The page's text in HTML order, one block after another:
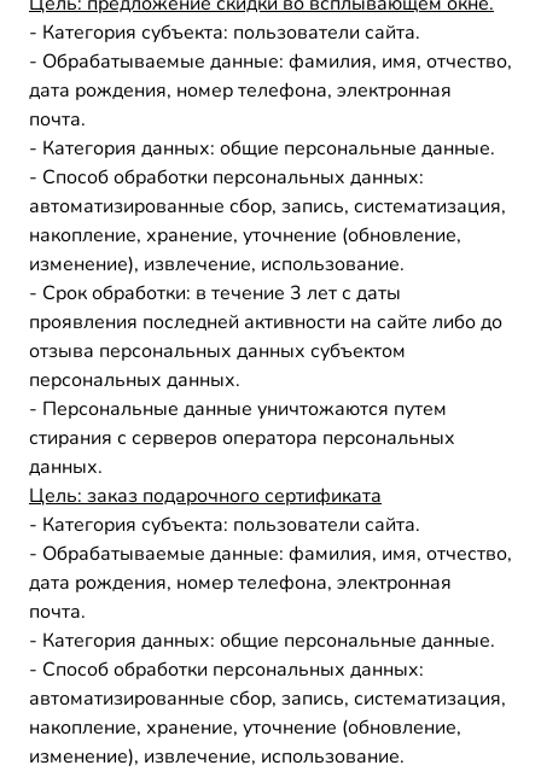
- Категория субъекта: пользователи сайта.
- Обрабатываемые данные: фамилия, имя, отчество,
дата рождения, номер телефона, электронная
почта.
- Категория данных: общие персональные данные.
- Способ обработки персональных данных:
автоматизированные сбор, запись, систематизация,
накопление, хранение, уточнение (обновление,
изменение), извлечение, использование.
- Срок обработки: в течение 3 лет с даты
проявления последней активности на сайте либо до
отзыва персональных данных субъектом
персональных данных.
- Персональные данные уничтожаются путем
стирания с серверов оператора персональных
данных.
Цель: заказ подарочного сертификата
- Категория субъекта: пользователи сайта.
- Обрабатываемые данные: фамилия, имя, отчество,
дата рождения, номер телефона, электронная
почта.
- Категория данных: общие персональные данные.
- Способ обработки персональных данных:
автоматизированные сбор, запись, систематизация,
накопление, хранение, уточнение (обновление,
изменение), извлечение, использование.